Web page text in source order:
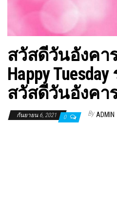
สวัสดีวันอังคาร
Happy
สวัสดีวันอังคา
กันยายน 6, 2021 0 By ADMIN